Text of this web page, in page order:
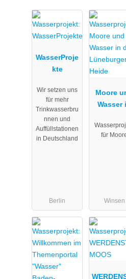
WasserProje
kte
Wir setzen uns
für mehr
Trinkwasserbru
nnen und
Auffüllstationen
in Deutschland
Berlin
Moore
Wasser
Heide
für
Winsen